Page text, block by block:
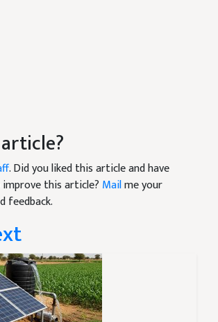
. Did you liked this article and have
this article? Mailme your
feedback.